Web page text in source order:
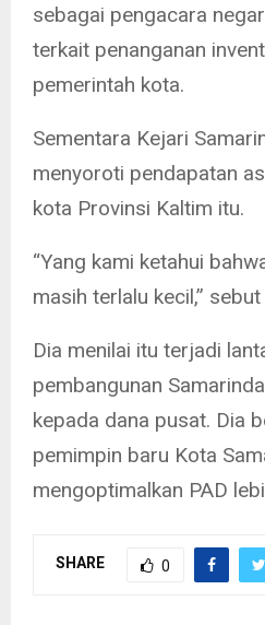
sebagai pengacara
terkait penanganan
pemerintah kota.
Sementara Kejari
menyoroti pendapatan
kota Provinsi Kaltim itu.
“Yang kami ketahui
masih terlalu kecil,”
Dia menilai itu terjadi
pembangunan
kepada dana pusat. Dia
pemimpin baru Kota
mengoptimalkan PAD
SHARE 0